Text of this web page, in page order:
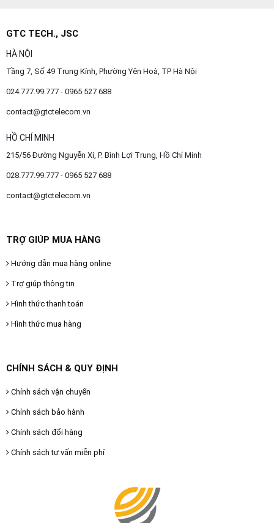
GTC TECH., JSC
HÀ NỘI
Tầng 7, Số 49 Trung Kính, Phường Yên Hoà, TP Hà Nội
024.777.99.777 - 0965 527 688
contact@gtctelecom.vn
HỒ CHÍ MINH
215/56 Đường Nguyễn Xí, P. Bình Lợi Trung, Hồ Chí Minh
028.777.99.777 - 0965 527 688
contact@gtctelecom.vn
TRỢ GIÚP MUA HÀNG
Hướng dẫn mua hàng online
Trợ giúp thông tin
Hình thức thanh toán
Hình thức mua hàng
CHÍNH SÁCH & QUY ĐỊNH
Chính sách vận chuyển
Chính sách bảo hành
Chính sách đổi hàng
Chính sách tư vấn miễn phí